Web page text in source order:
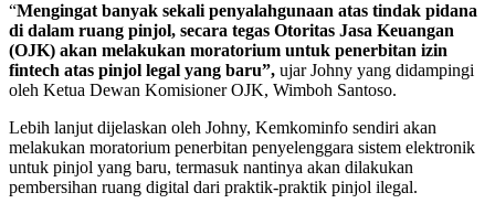
“Mengingat banyak sekali penyalahgunaan atas tindak pidana
di dalam ruang pinjol, secara tegas Otoritas Jasa Keuangan
(OJK) akan melakukan moratorium untuk penerbitan izin
fintech atas pinjol legal yang baru”, ujar Johny yang didampingi
oleh Ketua Dewan Komisioner OJK, Wimboh Santoso.
Lebih lanjut dijelaskan oleh Johny, Kemkominfo sendiri akan
melakukan moratorium penerbitan penyelenggara sistem elektronik
untuk pinjol yang baru, termasuk nantinya akan dilakukan
pembersihan ruang digital dari praktik-praktik pinjol ilegal.